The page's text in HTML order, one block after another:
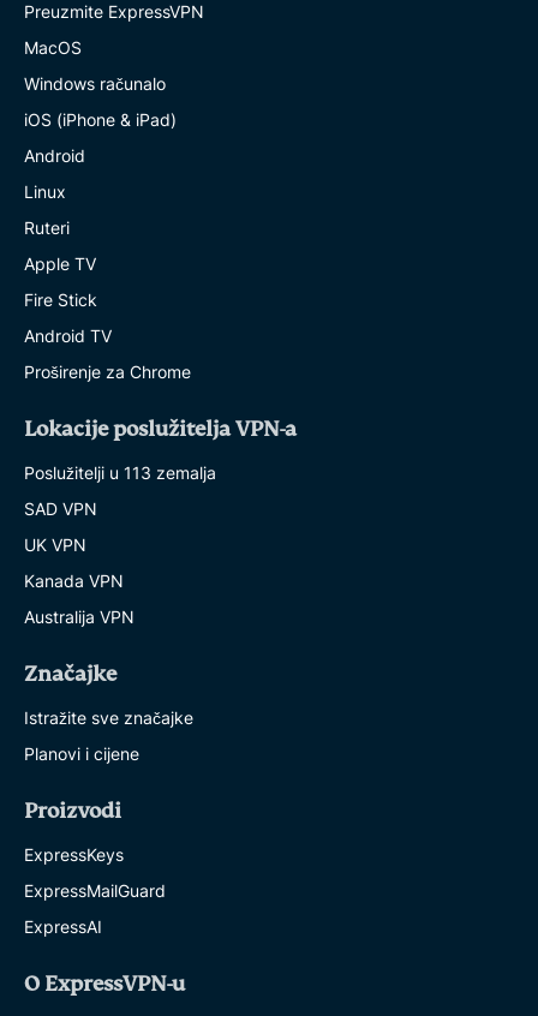
Preuzmite ExpressVPN
MacOS
Windows računalo
iOS (iPhone & iPad)
Android
Linux
Ruteri
Apple TV
Fire Stick
Android TV
Proširenje za Chrome
Lokacije poslužitelja VPN-a
Poslužitelji u 113 zemalja
SAD VPN
UK VPN
Kanada VPN
Australija VPN
Značajke
Istražite sve značajke
Planovi i cijene
Proizvodi
ExpressKeys
ExpressMailGuard
ExpressAI
O ExpressVPN-u